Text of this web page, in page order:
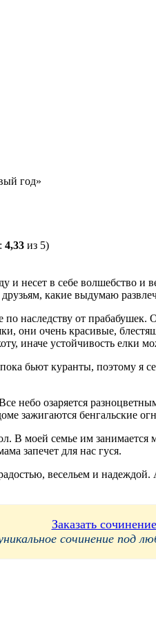
год»
4,33 из 5)
несет в себе волшебство и
какие выдумаю
наследству от
они очень красивые,
иначе устойчивость елки
бьют куранты, поэтому я
небо озаряется
зажигаются бенгальские
В моей семье им
запечет для нас гуся.
весельем и надеждой.
Заказать сочинение
сочинение под